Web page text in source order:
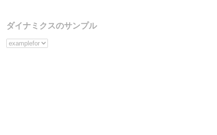
ダイナミクスのサンプル